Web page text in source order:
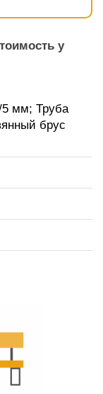
у
5 мм; Труба
брус